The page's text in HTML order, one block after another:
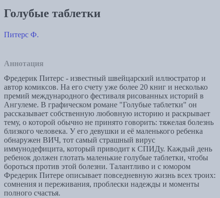
Голубые таблетки
Питерс Ф.
Аннотация
Фредерик Питерс - известный швейцарский иллюстратор и
автор комиксов. На его счету уже более 20 книг и несколько
премий международного фестиваля рисованных историй в
Ангулеме. В графическом романе "Голубые таблетки" он
рассказывает собственную любовную историю и раскрывает
тему, о которой обычно не принято говорить: тяжелая болезнь
близкого человека. У его девушки и её маленького ребенка
обнаружен ВИЧ, тот самый страшный вирус
иммунодефицита, который приводит к СПИДу. Каждый день
ребенок должен глотать маленькие голубые таблетки, чтобы
бороться против этой болезни. Талантливо и с юмором
Фредерик Питере описывает повседневную жизнь всех троих:
сомнения и переживания, проблески надежды и моменты
полного счастья.